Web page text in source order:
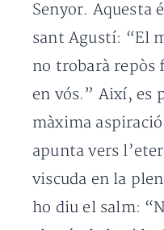
Senyor. Aquesta
sant Agustí: “El
no trobarà repòs
en vós.” Així, es
màxima
apunta vers
viscuda en la
ho diu el salm: